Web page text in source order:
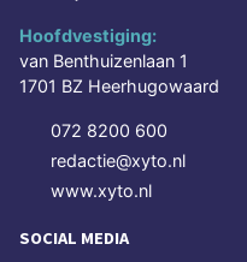
Hoofdvestiging:
van Benthuizenlaan 1
1701 BZ Heerhugowaard
072 8200 600
redactie@xyto.nl
www.xyto.nl
SOCIAL MEDIA